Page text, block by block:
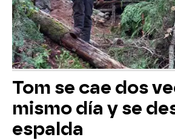
Tom se cae dos
mismo día y se
espalda